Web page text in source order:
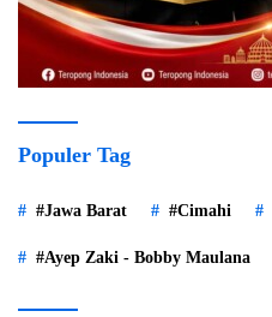
Populer Tag
#Jawa Barat #Cimahi
#Ayep Zaki - Bobby Maulana